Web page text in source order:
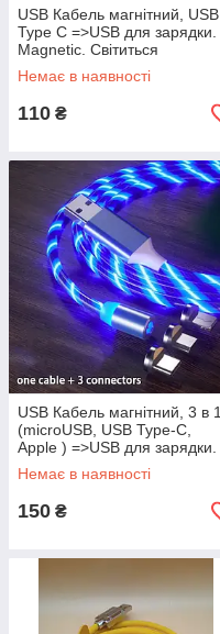
USB Кабель магнітний, USB
Type C =>USB для зарядки.
Magnetic. Світиться
Мультіколор
Немає в наявності
110 ₴
USB Кабель магнітний, 3 в 1
(microUSB, USB Type-C,
Apple ) =>USB для зарядки.
Magnetic. Світиться Синій
Немає в наявності
150 ₴